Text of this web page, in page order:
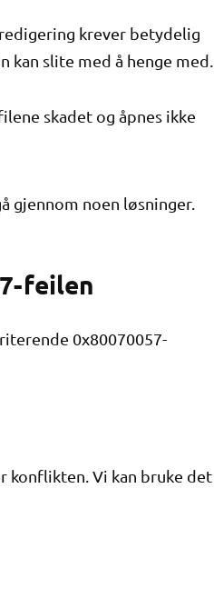
krever betydelig
kan slite med å henge med.
skadet og åpnes ikke
gjennom noen løsninger.
feilen
0x80070057-
konflikten. Vi kan bruke det